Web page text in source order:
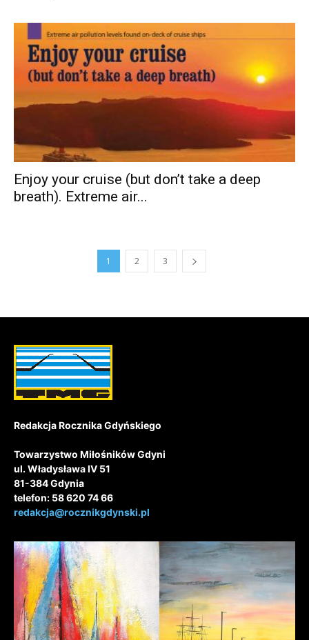
Enjoy your cruise (but don’t take a deep
breath). Extreme air...
1 2 3
Redakcja Rocznika Gdyńskiego
Towarzystwo Miłośników Gdyni
ul. Władysława IV 51
81-384 Gdynia
telefon: 58 620 74 66
redakcja@rocznikgdynski.pl